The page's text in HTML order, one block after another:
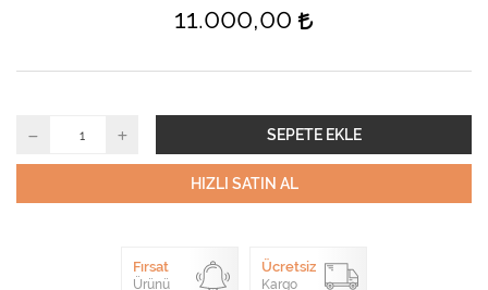
11.000,00
SEPETE EKLE
HIZLI SATIN AL
Fırsat
Ürünü
Ücretsiz
Kargo